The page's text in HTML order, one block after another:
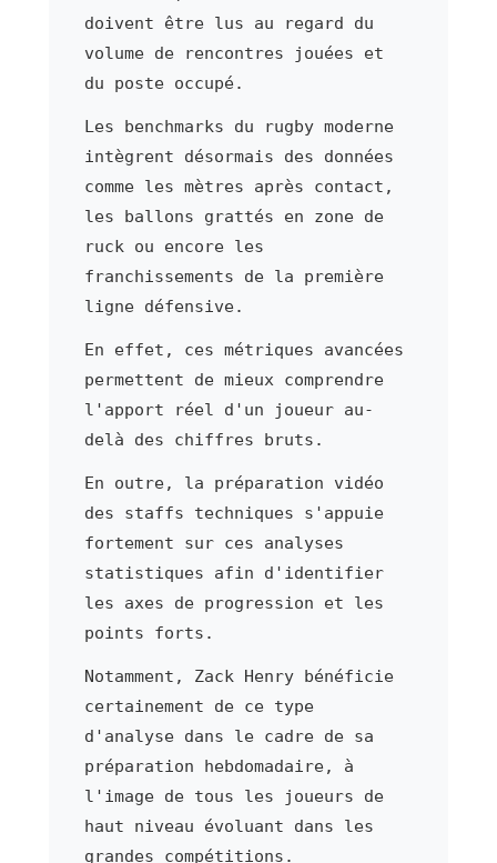
doivent être lus au regard du
volume de rencontres jouées et
du poste occupé.
Les benchmarks du rugby moderne
intègrent désormais des données
comme les mètres après contact,
les ballons grattés en zone de
ruck ou encore les
franchissements de la première
ligne défensive.
En effet, ces métriques avancées
permettent de mieux comprendre
l'apport réel d'un joueur au-
delà des chiffres bruts.
En outre, la préparation vidéo
des staffs techniques s'appuie
fortement sur ces analyses
statistiques afin d'identifier
les axes de progression et les
points forts.
Notamment, Zack Henry bénéficie
certainement de ce type
d'analyse dans le cadre de sa
préparation hebdomadaire, à
l'image de tous les joueurs de
haut niveau évoluant dans les
grandes compétitions.